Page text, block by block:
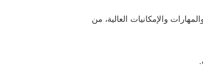
والإمكانيات العالية، من